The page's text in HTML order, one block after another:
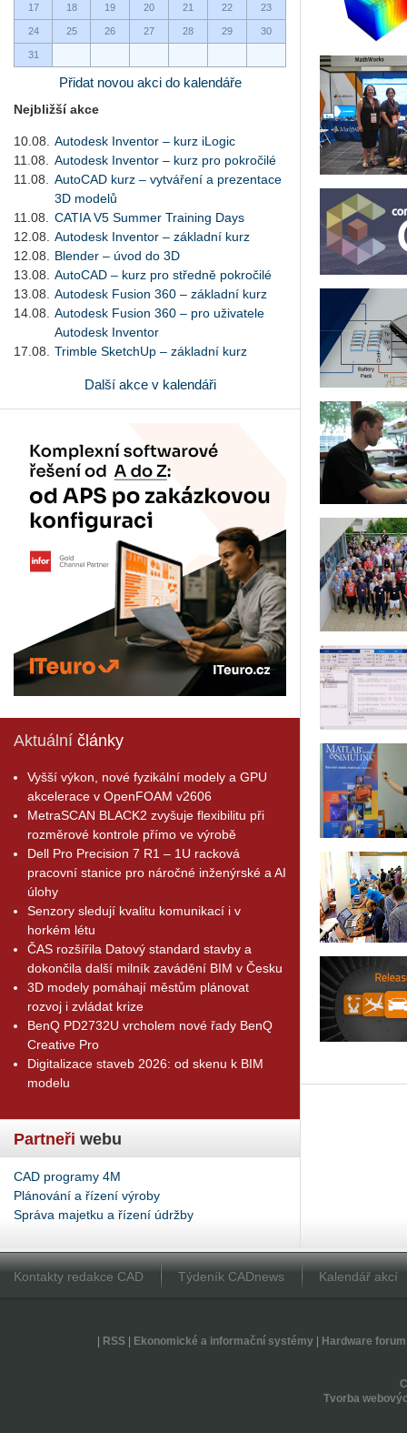
17 18 19 20 21 22 23
24 25 26 27 28 29 30
31
Přidat novou akci do kalendáře
Nejbližší akce
10.08.
Autodesk Inventor – kurz iLogic
11.08.
Autodesk Inventor – kurz pro pokročilé
11.08.
AutoCAD kurz – vytváření a prezentace
3D modelů
11.08.
CATIA V5 Summer Training Days
12.08.
Autodesk Inventor – základní kurz
12.08.
Blender – úvod do 3D
13.08.
AutoCAD – kurz pro středně pokročilé
13.08.
Autodesk Fusion 360 – základní kurz
14.08.
Autodesk Fusion 360 – pro uživatele
Autodesk Inventor
17.08.
Trimble SketchUp – základní kurz
Další akce v kalendáři
Aktuální články
Vyšší výkon, nové fyzikální modely a GPU
akcelerace v OpenFOAM v2606
MetraSCAN BLACK2 zvyšuje flexibilitu při
rozměrové kontrole přímo ve výrobě
Dell Pro Precision 7 R1 – 1U racková
pracovní stanice pro náročné inženýrské a AI
úlohy
Senzory sledují kvalitu komunikací i v
horkém létu
ČAS rozšířila Datový standard stavby a
dokončila další milník zavádění BIM v Česku
3D modely pomáhají městům plánovat
rozvoj i zvládat krize
BenQ PD2732U vrcholem nové řady BenQ
Creative Pro
Digitalizace staveb 2026: od skenu k BIM
modelu
Partneři webu
CAD programy 4M
Plánování a řízení výroby
Správa majetku a řízení údržby
Kontakty redakce CAD Týdeník CADnews Kalendář akcí
RSS| Ekonomické a informační systémy| Hardware forum
Tvorba